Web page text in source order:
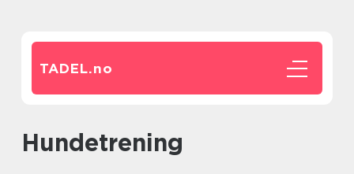
TADEL.no
hundetrening